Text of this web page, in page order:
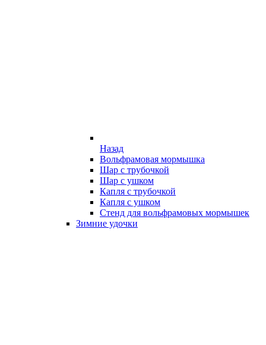
Назад
Вольфрамовая мормышка
Шар с трубочкой
Шар с ушком
Капля с трубочкой
Капля с ушком
Стенд для вольфрамовых мормышек
Зимние удочки